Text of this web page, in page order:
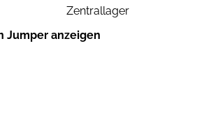
Zentrallager
Jumper anzeigen